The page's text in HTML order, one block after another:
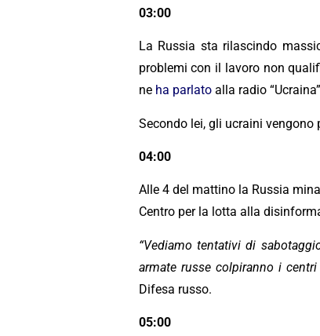
03:00
La Russia sta rilascindo
problemi con il lavoro non
ne ha parlatoalla radio
Secondo lei, gli ucraini
04:00
Alle 4 del mattino la Russia
Centro per la lotta alla
“Vediamo tentativi di
armate russe colpiranno i
Difesa russo.
05:00